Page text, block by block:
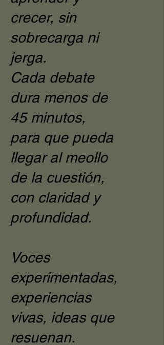
crecer, sin
sobrecarga ni
jerga.
Cada debate
dura menos de
45 minutos,
para que pueda
llegar al meollo
de la cuestión,
con claridad y
profundidad.
Voces
experimentadas,
experiencias
vivas, ideas que
resuenan.